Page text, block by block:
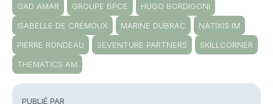
PUBLIÉ PAR
GAD AMAR GROUPE BPCE
HUGO BORDIGONI
ISABELLE DE CRÉMOUX
MARINE DUBRAC
NATIXIS IM
PIERRE RONDEAU
SEVENTURE PARTNERS
SKILLCORNER
THEMATICS AM